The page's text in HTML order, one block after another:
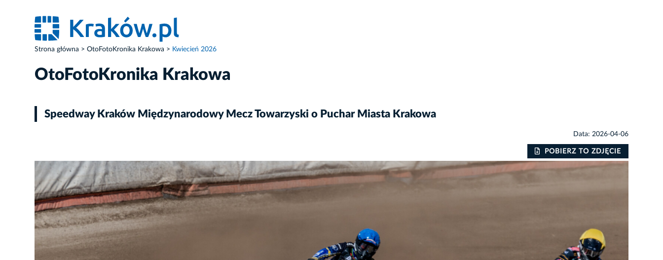
Strona główna OtoFotoKronika Krakowa Kwiecień 2026
OtoFotoKronika Krakowa
Speedway Kraków Międzynarodowy Mecz Towarzyski o Puchar Miasta Krakowa
Data: 2026-04-06
POBIERZ TO ZDJĘCIE